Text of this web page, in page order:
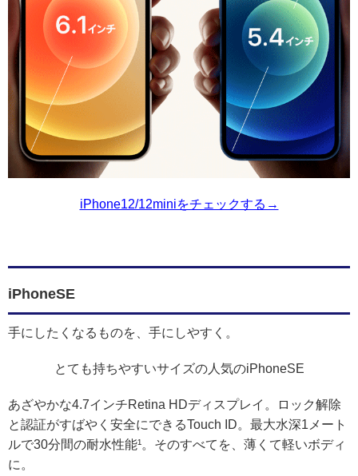
iPhone12/12miniをチェックする→
iPhoneSE
手にしたくなるものを、手にしやすく。
とても持ちやすいサイズの人気のiPhoneSE
あざやかな4.7インチRetina HDディスプレイ。ロック解除
と認証がすばやく安全にできるTouch ID。最大水深1メート
ルで30分間の耐水性能¹。そのすべてを、薄くて軽いボディ
に。